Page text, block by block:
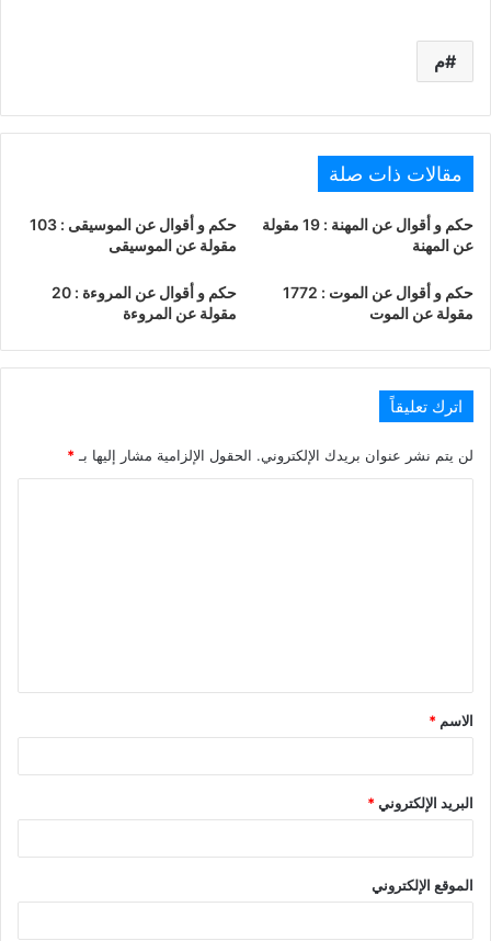
م
مقالات ذات صلة
حكم و أقوال عن المهنة : 19 مقولة
عن المهنة
حكم و أقوال عن الموسيقى : 103
مقولة عن الموسيقى
حكم و أقوال عن الموت : 1772
مقولة عن الموت
حكم و أقوال عن المروءة : 20
مقولة عن المروءة
اترك تعليقاً
لن يتم نشر عنوان بريدك الإلكتروني. الحقول الإلزامية مشار إليها بـ *
ق
الاسم *
البريد الإلكتروني*
الموقع الإلكتروني